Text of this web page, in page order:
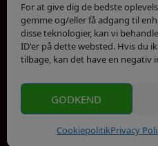
For at give dig de bedste
gemme og/eller få adgang til
disse teknologier, kan vi
ID'er på dette websted. Hvis du
tilbage, kan det have en negativ
GODKEND
CookiepolitikPrivacy